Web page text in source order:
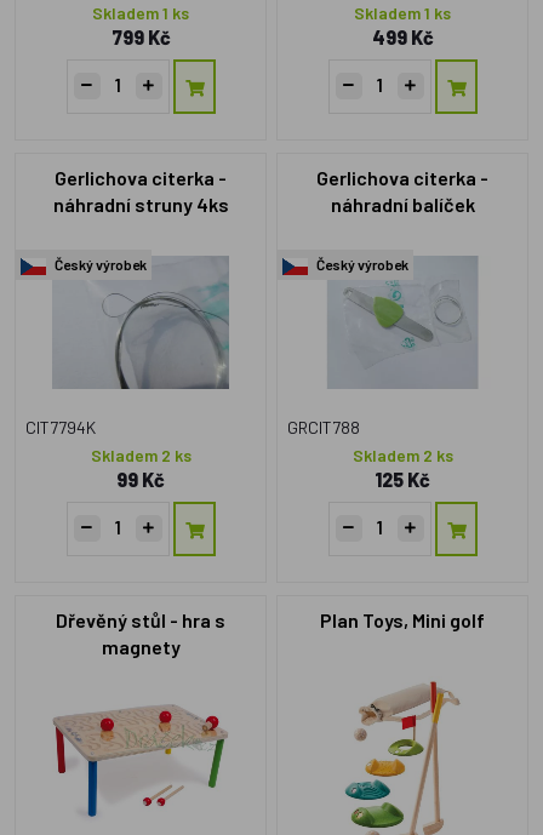
Skladem 1 ks
799 Kč
Skladem 1 ks
499 Kč
Gerlichova citerka -
náhradní struny 4ks
Český výrobek
CIT7794K
Skladem 2 ks
99 Kč
Gerlichova citerka -
náhradní balíček
Český výrobek
GRCIT788
Skladem 2 ks
125 Kč
Dřevěný stůl - hra s
magnety
Plan Toys, Mini golf